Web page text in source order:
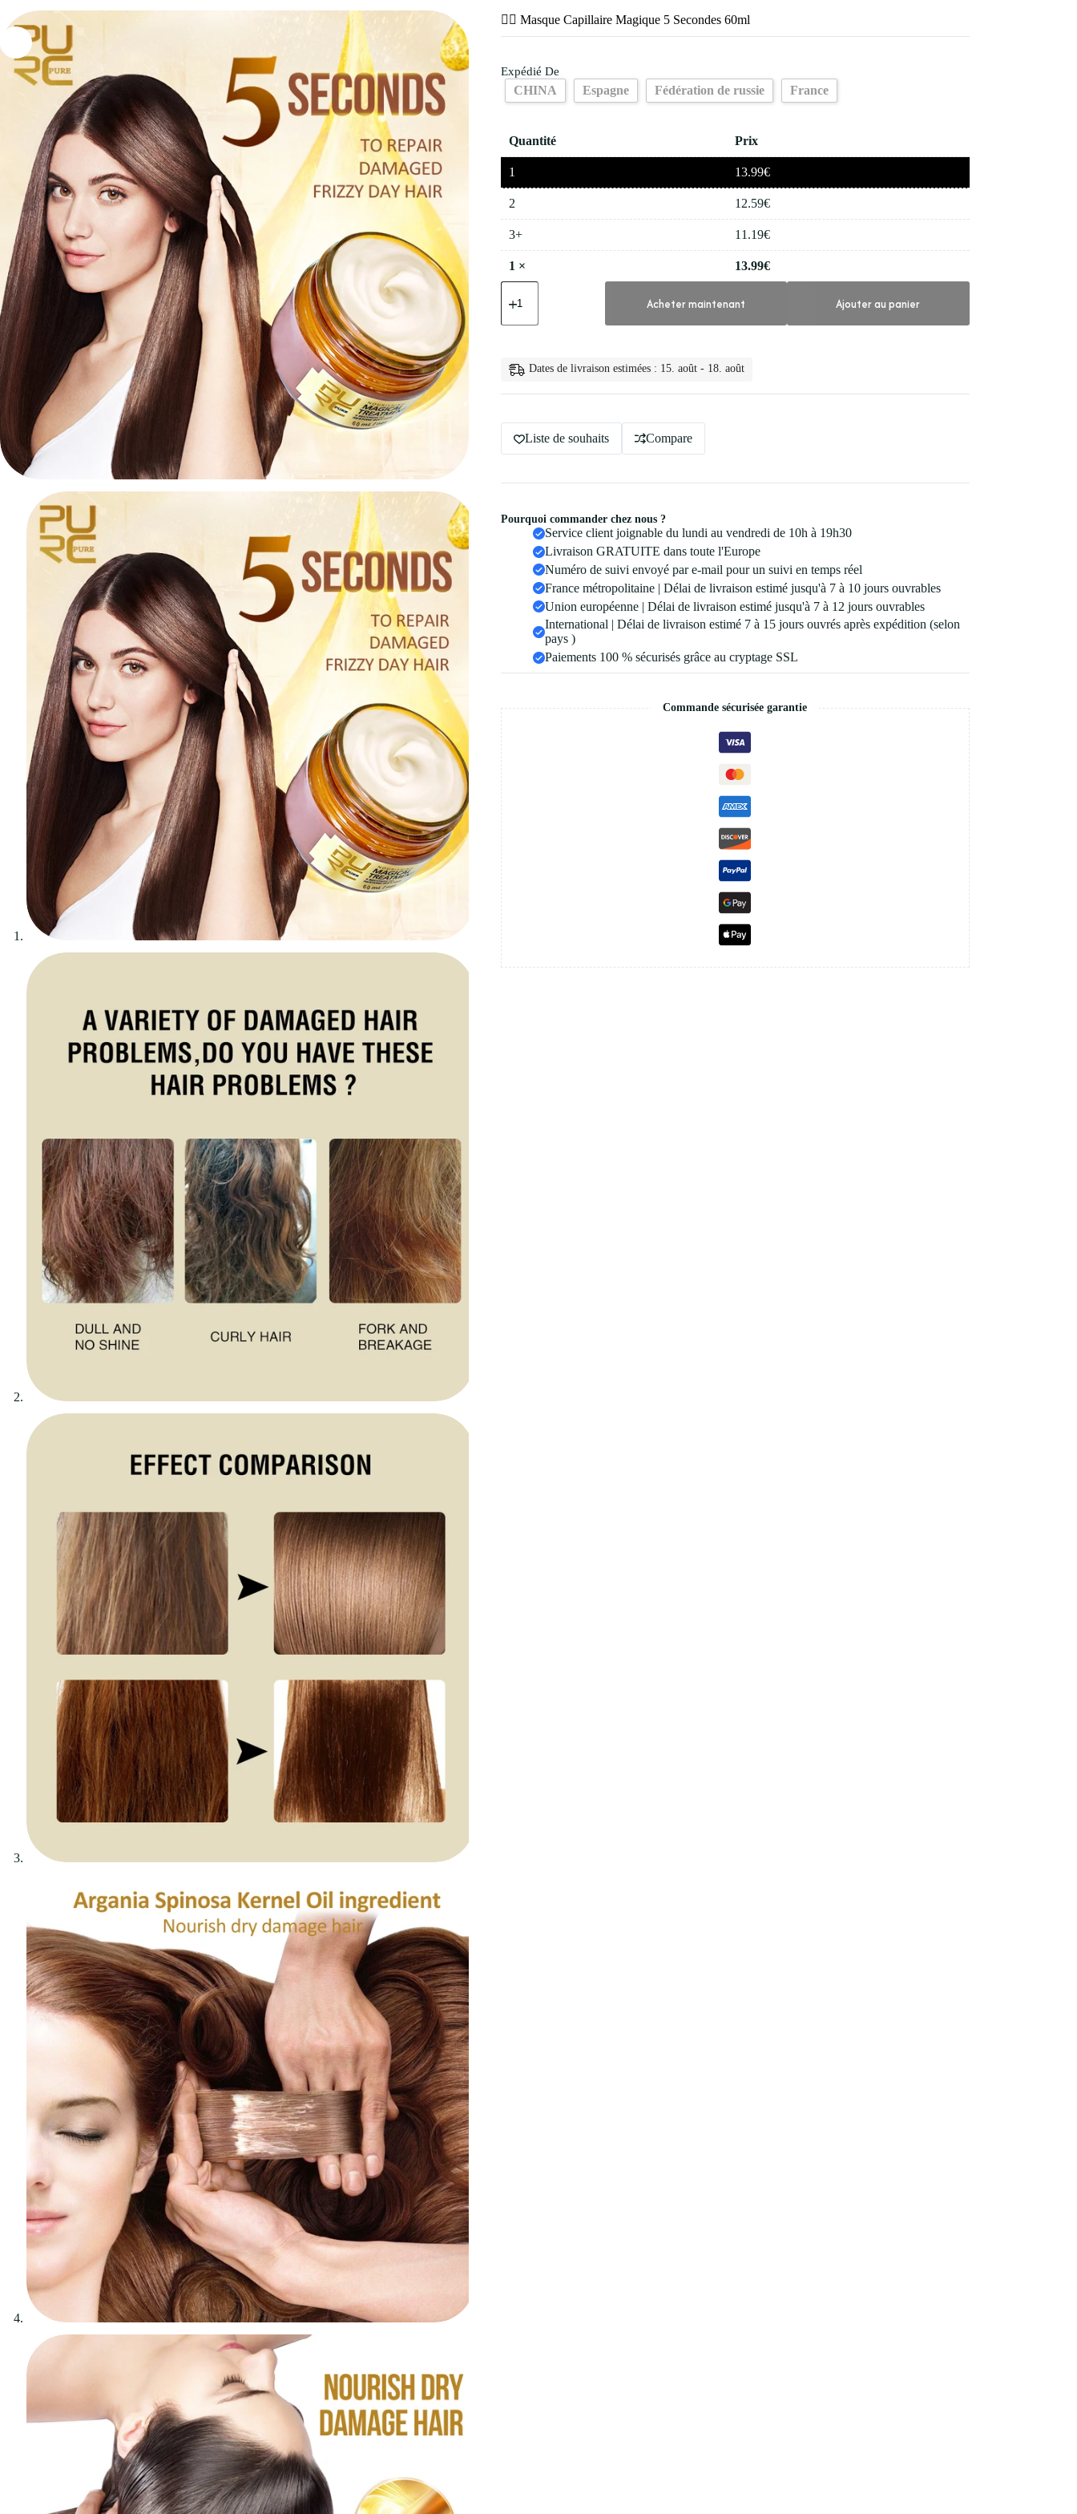
💇‍♀️ Masque Capillaire Magique 5 Secondes 60ml
Expédié De
CHINA Espagne Fédération de russie France
Quantité Prix
1 13.99€
2 12.59€
3+ 11.19€
1 × 13.99€
quantité
de
60ml
Acheter maintenant Ajouter au panier
Dates de livraison estimées : 15. août - 18. août
Liste de souhaits Compare
Pourquoi commander chez nous ?
Service client joignable du lundi au vendredi de 10h à 19h30
Livraison GRATUITE dans toute l'Europe
Numéro de suivi envoyé par e-mail pour un suivi en temps réel
France métropolitaine | Délai de livraison estimé jusqu'à 7 à 10 jours ouvrables
Union européenne | Délai de livraison estimé jusqu'à 7 à 12 jours ouvrables
International | Délai de livraison estimé 7 à 15 jours ouvrés après expédition (selon
pays )
Paiements 100 % sécurisés grâce au cryptage SSL
Commande sécurisée garantie